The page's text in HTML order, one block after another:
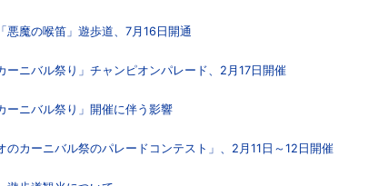
魔の喉笛」遊歩道、7月16日開通
ニバル祭り」チャンピオンパレード、2月17日開催
ニバル祭り」開催に伴う影響
カーニバル祭のパレードコンテスト」、2月11日～12日開催